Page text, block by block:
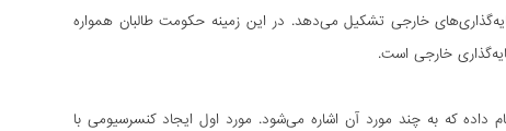
خارجی تشکیل می‌دهد. در این زمینه حکومت طالبان همواره
خارجی است.
که به چند مورد آن اشاره می‌شود. مورد اول ایجاد کنسرسیومی با